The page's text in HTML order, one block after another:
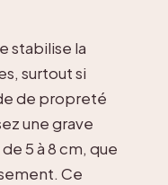
stabilise la
surtout si
de propreté
une grave
5 à 8 cm, que
Ce